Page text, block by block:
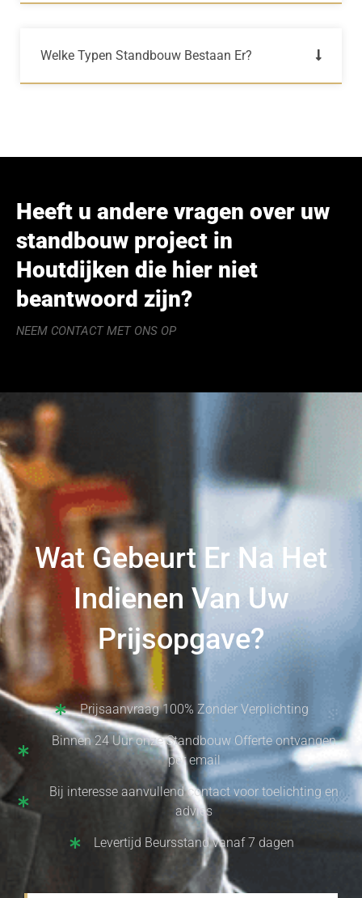
Welke Typen Standbouw Bestaan Er?
Heeft u andere vragen over uw
standbouw project in
Houtdijken die hier niet
beantwoord zijn?
NEEM CONTACT MET ONS OP
Wat Gebeurt Er Na Het
Indienen Van Uw
Prijsopgave?
Prijsaanvraag 100% Zonder Verplichting
Binnen 24 Uur onze Standbouw Offerte ontvangen
per email
Bij interesse aanvullend contact voor toelichting en
advies
Levertijd Beursstand vanaf 7 dagen